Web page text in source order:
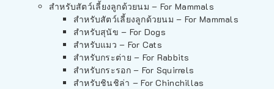
สำหรับสัตว์เลี้ยงลูกด้วยนม – For Mammals
สำหรับสัตว์เลี้ยงลูกด้วยนม – For Mammals
สำหรับสุนัข – For Dogs
สำหรับแมว – For Cats
สำหรับกระต่าย – For Rabbits
สำหรับกระรอก – For Squirrels
สำหรับชินชิล่า – For Chinchillas